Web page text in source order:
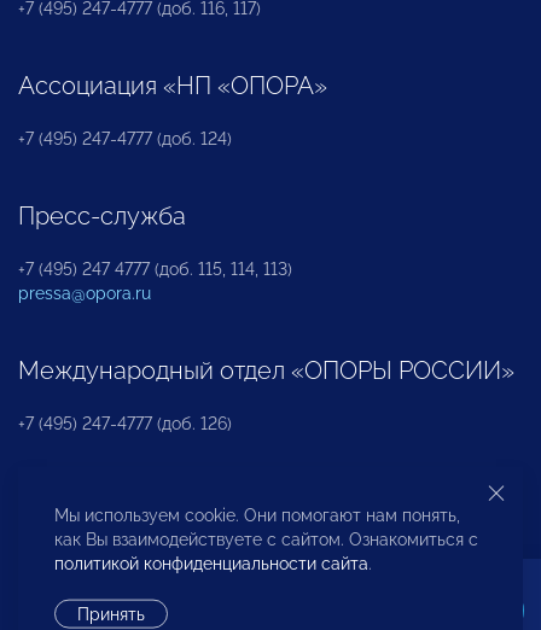
+7 (495) 247-4777 (доб. 116, 117)
Ассоциация «НП «ОПОРА»
+7 (495) 247-4777 (доб. 124)
Пресс-служба
+7 (495) 247 4777 (доб. 115, 114, 113)
pressa@opora.ru
Международный отдел «ОПОРЫ РОССИИ»
+7 (495) 247-4777 (доб. 126)
Бюро по защите прав предпринимателей и
инвесторов
Мы используем cookie. Они помогают нам понять,
как Вы взаимодействуете с сайтом. Ознакомиться с
политикой конфиденциальности сайта.
Принять